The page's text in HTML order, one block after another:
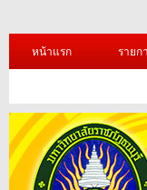
หน้าแรก รายก